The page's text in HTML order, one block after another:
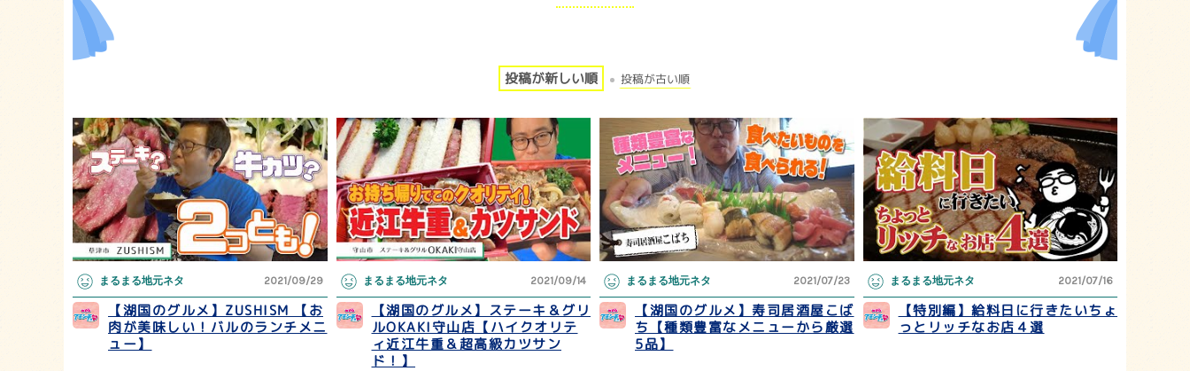
投稿が新しい順 投稿が古い順
まるまる地元ネタ 2021/09/29
【湖国のグルメ】ZUSHISM 【お
肉が美味しい！バルのランチメニ
ュー】
まるまる地元ネタ 2021/09/14
【湖国のグルメ】ステーキ＆グリ
ルOKAKI守山店【ハイクオリテ
ィ近江牛重＆超高級カツサン
ド！】
まるまる地元ネタ 2021/07/23
【湖国のグルメ】寿司居酒屋こば
ち【種類豊富なメニューから厳選
5品】
まるまる地元ネタ 2021/07/16
【特別編】給料日に行きたいちょ
っとリッチなお店４選